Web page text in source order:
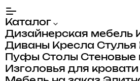
Каталог
Дизайнерская мебель
Диваны Кресла Стулья
Пуфы Столы Стеновые
Изголовья для кровати